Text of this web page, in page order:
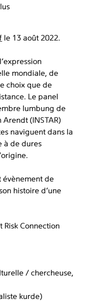
le 13 août 2022.
mondiale, de
choix que de
Le panel
lumbung de
(INSTAR)
naviguent dans la
à de dures
évènement de
histoire d’une
Risk Connection
/ chercheuse,
kurde)